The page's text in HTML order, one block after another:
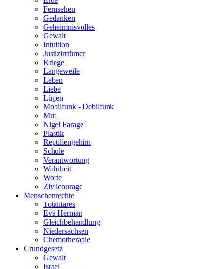
Fernsehen
Gedanken
Geheimnisvolles
Gewalt
Intuition
Justizirrtümer
Kriege
Langeweile
Leben
Liebe
Lügen
Mobilfunk - Debilfunk
Mut
Nigel Farage
Plastik
Reptiliengehirn
Schule
Verantwortung
Wahrheit
Worte
Zivilcourage
Menschenrechte
Totalitäres
Eva Herman
Gleichbehandlung
Niedersachsen
Chemotherapie
Grundgesetz
Gewalt
Israel